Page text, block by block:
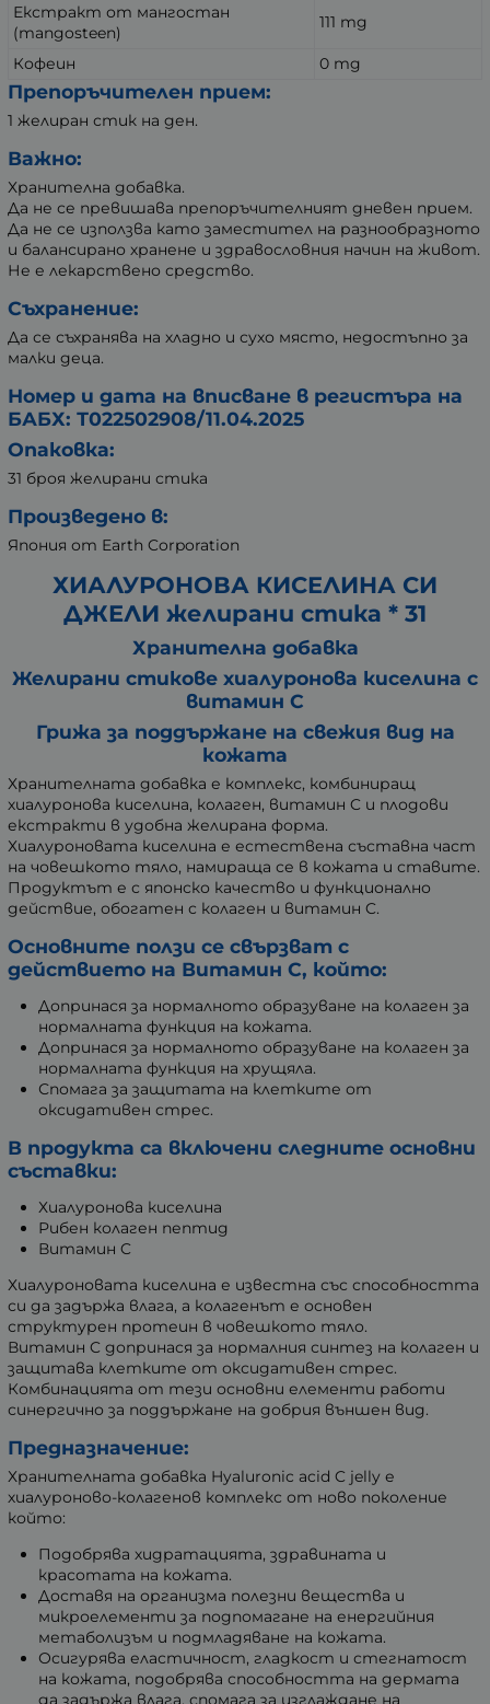
Екстракт от мангостан
(mangosteen)
111 mg
Кофеин 0 mg
Препоръчителен прием:
1 желиран стик на ден.
Важно:
Хранителна добавка.
Да не се превишава препоръчителният дневен прием.
Да не се използва като заместител на разнообразното
и балансирано хранене и здравословния начин на живот.
Не е лекарствено средство.
Съхранение:
Да се съхранява на хладно и сухо място, недостъпно за
малки деца.
Номер и дата на вписване в регистъра на
БАБХ: Т022502908/11.04.2025
Опаковка:
31 броя желирани стика
Произведено в:
Япония от Earth Corporation
ХИАЛУРОНОВА КИСЕЛИНА СИ
ДЖЕЛИ желирани стика * 31
Хранителна добавка
Желирани стикове хиалуронова киселина с
витамин C
Грижа за поддържане на свежия вид на
кожата
Хранителната добавка е комплекс, комбиниращ
хиалуронова киселина, колаген, витамин C и плодови
екстракти в удобна желирана форма.
Хиалуроновата киселина е естествена съставна част
на човешкото тяло, намираща се в кожата и ставите.
Продуктът е с японско качество и функционално
действие, обогатен с колаген и витамин C.
Основните ползи се свързват с
действието на Витамин C, който:
Допринася за нормалното образуване на колаген за
нормалната функция на кожата.
Допринася за нормалното образуване на колаген за
нормалната функция на хрущяла.
Спомага за защитата на клетките от
оксидативен стрес.
В продукта са включени следните основни
съставки:
Хиалуронова киселина
Рибен колаген пептид
Витамин C
Хиалуроновата киселина е известна със способността
си да задържа влага, а колагенът е основен
структурен протеин в човешкото тяло.
Витамин C допринася за нормалния синтез на колаген и
защитава клетките от оксидативен стрес.
Комбинацията от тези основни елементи работи
синергично за поддържане на добрия външен вид.
Предназначение:
Хранителната добавка Hyaluronic acid C jelly е
хиалуроново-колагенов комплекс от ново поколение
който:
Подобрява хидратацията, здравината и
красотата на кожата.
Доставя на организма полезни вещества и
микроелементи за подпомагане на енергийния
метаболизъм и подмладяване на кожата.
Осигурява еластичност, гладкост и стегнатост
на кожата, подобрява способността на дермата
да задържа влага, спомага за изглаждане на